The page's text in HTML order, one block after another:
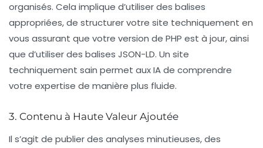
organisés. Cela implique d’utiliser des balises
appropriées, de structurer votre site techniquement en
vous assurant que votre version de PHP est à jour, ainsi
que d’utiliser des balises JSON-LD. Un site
techniquement sain permet aux IA de comprendre
votre expertise de manière plus fluide.
3. Contenu à Haute Valeur Ajoutée
Il s’agit de publier des analyses minutieuses, des